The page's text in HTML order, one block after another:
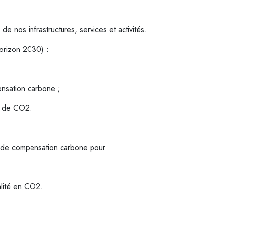
nos infrastructures, services et activités.
2030) :
carbone ;
de CO2.
compensation carbone pour
en CO2.